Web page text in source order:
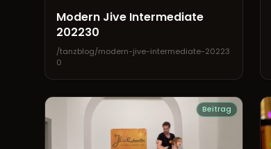
Modern Jive Intermediate
202230
/tanzblog/modern-jive-intermediate-20223
0
Beitrag